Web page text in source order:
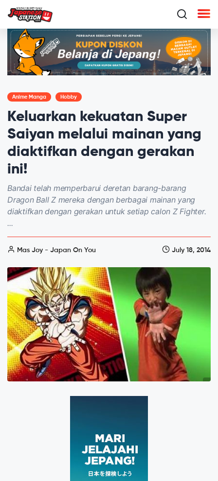
Anime Manga Hobby
Keluarkan kekuatan Super
Saiyan melalui mainan yang
diaktifkan dengan gerakan
ini!
Bandai telah memperbarui deretan barang-barang
Dragon Ball Z mereka dengan berbagai mainan yang
diaktifkan dengan gerakan untuk setiap calon Z Fighter.
...
Mas Joy - Japan On You July 18, 2014